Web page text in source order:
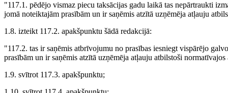
"117.1. pēdējo vismaz piecu taksācijas gadu laikā tas nepārtraukti
jomā noteiktajām prasībām un ir saņēmis atzītā uzņēmēja atļauju
1.8. izteikt 117.2. apakšpunktu šādā redakcijā:
"117.2. tas ir saņēmis atbrīvojumu no prasības iesniegt vispārējo
prasībām un ir saņēmis atzītā uzņēmēja atļauju atbilstoši
1.9. svītrot 117.3. apakšpunktu;